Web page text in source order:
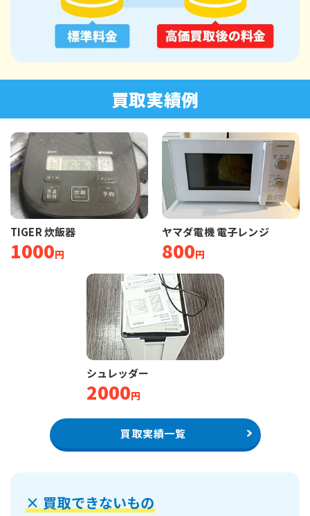
買取実績例
TIGER 炊飯器
1000円
ヤマダ電機 電子レンジ
800円
シュレッダー
2000円
買取実績一覧
× 買取できないもの